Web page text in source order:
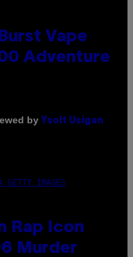
Vape
Adventure
by Ysolt Usigan
GETTY IMAGES
Rap Icon
Murder